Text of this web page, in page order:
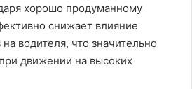
хорошо продуманному
снижает влияние
водителя, что значительно
движении на высоких